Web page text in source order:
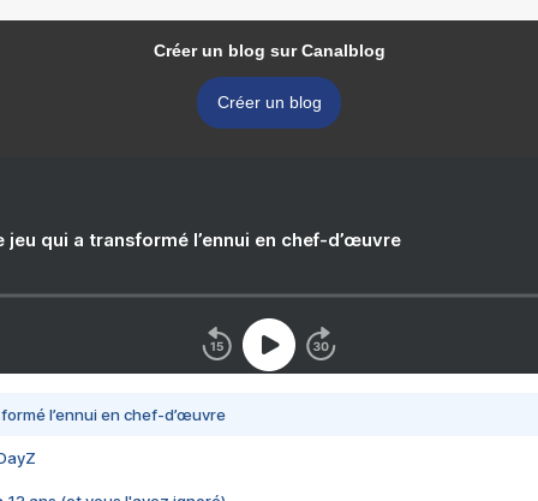
Créer un blog sur Canalblog
Créer un blog
jeu qui a transformé l’ennui en chef-d’œuvre
l’ennui en chef-d’œuvre